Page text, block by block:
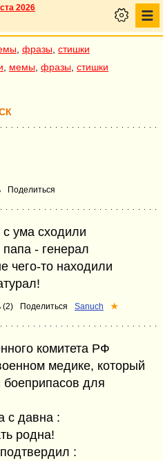
2026
фразы стишки
мемы фразы стишки
Поделиться
с ума сходили
- генерал
чего-то находили
(2) Поделиться Sanuch ★
комитета РФ
медике, который
для
с давна :
родна!
: